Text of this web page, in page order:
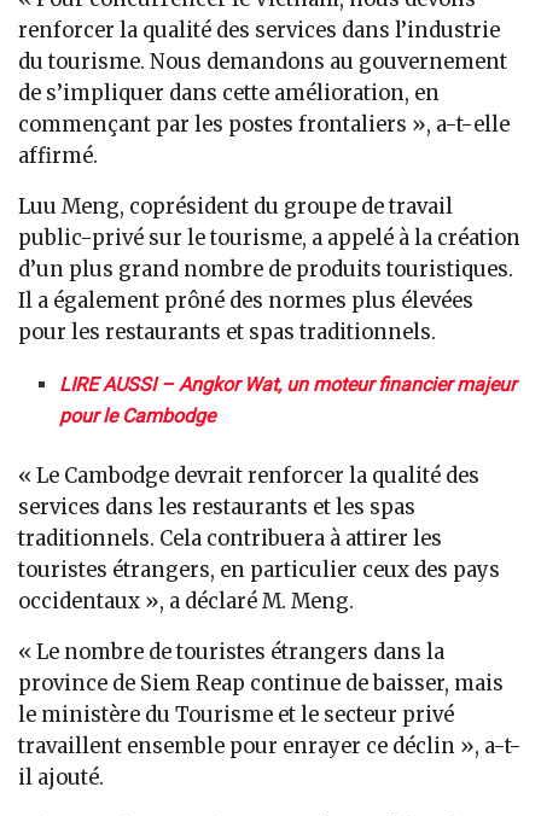
renforcer la qualité des services dans l’industrie
du tourisme. Nous demandons au gouvernement
de s’impliquer dans cette amélioration, en
commençant par les postes frontaliers », a-t-elle
affirmé.
Luu Meng, coprésident du groupe de travail
public-privé sur le tourisme, a appelé à la création
d’un plus grand nombre de produits touristiques.
Il a également prôné des normes plus élevées
pour les restaurants et spas traditionnels.
LIRE AUSSI – Angkor Wat, un moteur financier majeur
pour le Cambodge
« Le Cambodge devrait renforcer la qualité des
services dans les restaurants et les spas
traditionnels. Cela contribuera à attirer les
touristes étrangers, en particulier ceux des pays
occidentaux », a déclaré M. Meng.
« Le nombre de touristes étrangers dans la
province de Siem Reap continue de baisser, mais
le ministère du Tourisme et le secteur privé
travaillent ensemble pour enrayer ce déclin », a-t-
il ajouté.